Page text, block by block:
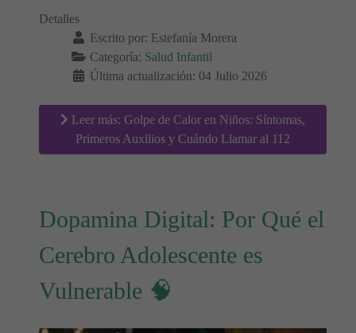
Detalles
Escrito por: Estefanía Morera
Categoría: Salud Infantil
Última actualización: 04 Julio 2026
Leer más: Golpe de Calor en Niños: Síntomas,
Primeros Auxilios y Cuándo Llamar al 112
Dopamina Digital: Por Qué el
Cerebro Adolescente es
Vulnerable 🧠